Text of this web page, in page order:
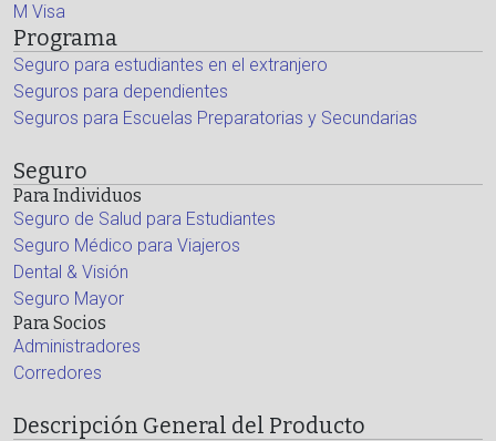
M Visa
Programa
Seguro para estudiantes en el extranjero
Seguros para dependientes
Seguros para Escuelas Preparatorias y Secundarias
Seguro
Para Individuos
Seguro de Salud para Estudiantes
Seguro Médico para Viajeros
Dental & Visión
Seguro Mayor
Para Socios
Administradores
Corredores
Descripción General del Producto